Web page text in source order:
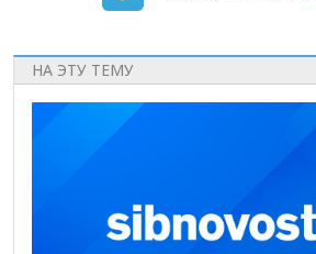
НА ЭТУ ТЕМУ